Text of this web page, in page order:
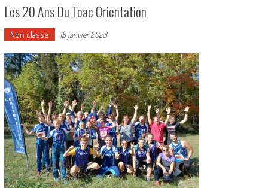
Les 20 Ans Du Toac Orientation
Non classé 15 janvier 2023